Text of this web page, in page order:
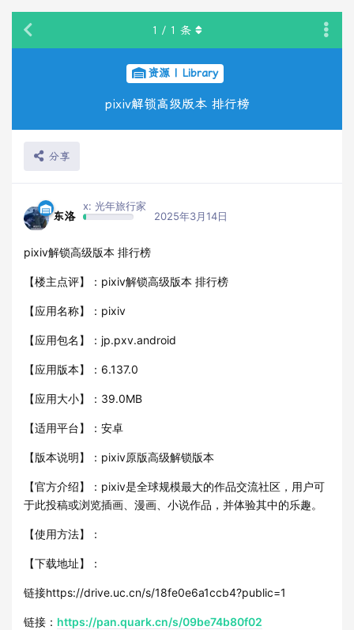
资源 | Library
pixiv解锁高级版本 排行榜
分享
1 / 1 条
东洛
x: 光年旅行家
2025年3月14日
pixiv解锁高级版本 排行榜
【楼主点评】：pixiv解锁高级版本 排行榜
【应用名称】：pixiv
【应用包名】：jp.pxv.android
【应用版本】：6.137.0
【应用大小】：39.0MB
【适用平台】：安卓
【版本说明】：pixiv原版高级解锁版本
【官方介绍】：pixiv是全球规模最大的作品交流社区，用户可
于此投稿或浏览插画、漫画、小说作品，并体验其中的乐趣。
【使用方法】：
【下载地址】：
链接https://drive.uc.cn/s/18fe0e6a1ccb4?public=1
链接： https://pan.quark.cn/s/09be74b80f02